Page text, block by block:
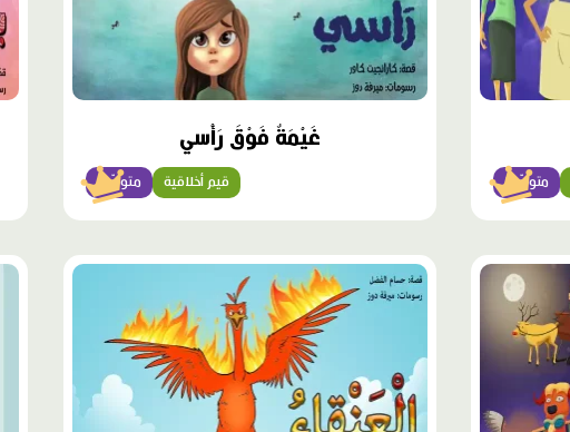
متوسّط
غَيْمَةٌ فَوْقَ رَأْسي
متوسّط قيم أخلاقية
محتوى
مميّز